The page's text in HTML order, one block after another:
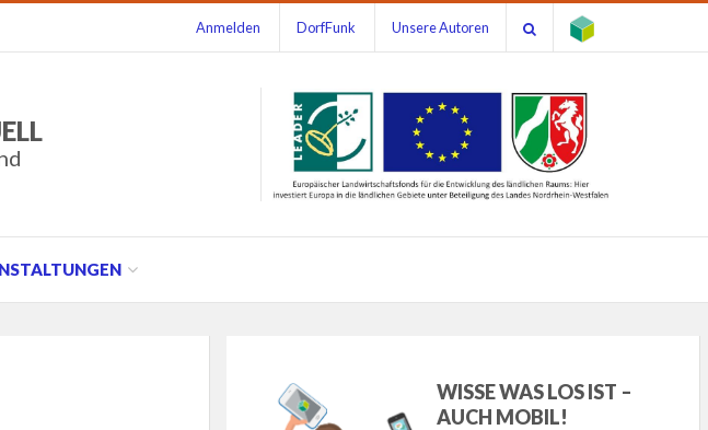
Anmelden DorfFunk Unsere Autoren
WISSE WAS LOS IST –
AUCH MOBIL!